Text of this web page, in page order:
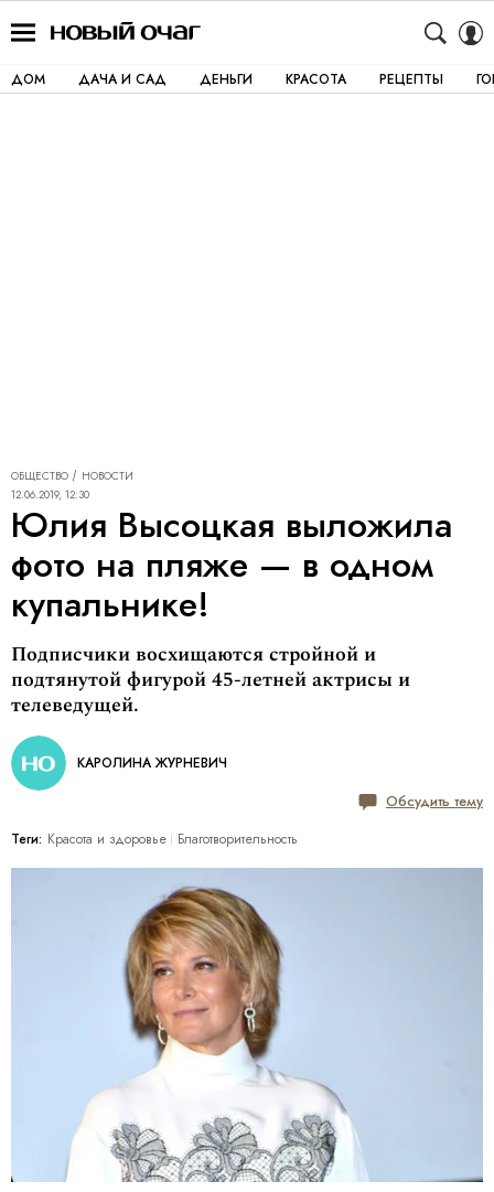
ДОМ ДАЧА И САД ДЕНЬГИ КРАСОТА РЕЦЕПТЫ
ОБЩЕСТВО
НОВОСТИ
12.06.2019, 12:30
Юлия Высоцкая выложила
фото на пляже — в одном
купальнике!
Подписчики восхищаются стройной и
подтянутой фигурой 45-летней актрисы и
телеведущей.
КАРОЛИНА ЖУРНЕВИЧ
Обсудить тему
Теги: Красота и здоровье Благотворительность